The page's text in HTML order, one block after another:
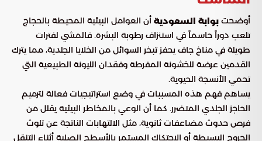
أوضحت بوابة السعودية أن العوامل البيئية المحيطة بالحجاج
تلعب دوراً حاسماً في استنزاف رطوبة البشرة. فالمشي لفترات
طويلة في مناخ جاف يحفز تبخر السوائل من الخلايا الجلدية، مما يترك
القدمين عرضة للخشونة المفرطة وفقدان الليونة الطبيعية التي
تحمي الأنسجة الحيوية.
يساهم فهم هذه المسببات في وضع استراتيجيات فعالة لترميم
الحاجز الجلدي المتضرر. كما أن الوعي بالمخاطر البيئية يقلل من
فرص حدوث مضاعفات ثانوية، مثل الالتهابات الناتجة عن تلوث
الجروح البسيطة أو الاحتكاك المستمر بالأسطح الصلبة أثناء التنقل